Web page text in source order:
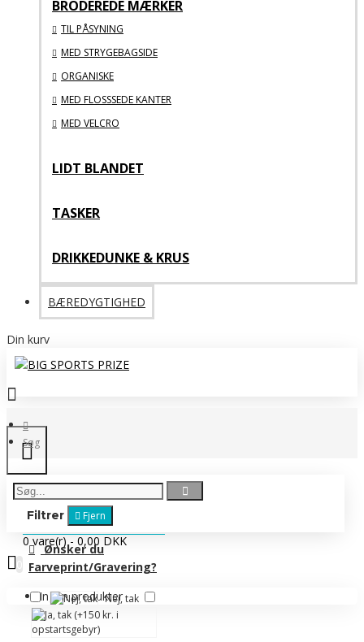
BRODEREDE MÆRKER
TIL PÅSYNING
MED STRYGEBAGSIDE
ORGANISKE
MED FLOSSSEDE KANTER
MED VELCRO
LIDT BLANDET
TASKER
DRIKKEDUNKE & KRUS
BÆREDYGTIGHED
Din kurv
0 vare(r) - 0,00 DKK
Ingen produkter
Søg
Filtrer Fjern
Ønsker du
Farveprint/Gravering?
Nej, tak